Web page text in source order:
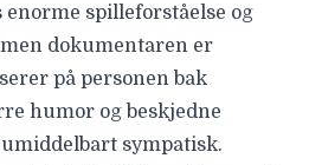
spilleforståelse og
dokumentaren er
på personen bak
humor og beskjedne
sympatisk.